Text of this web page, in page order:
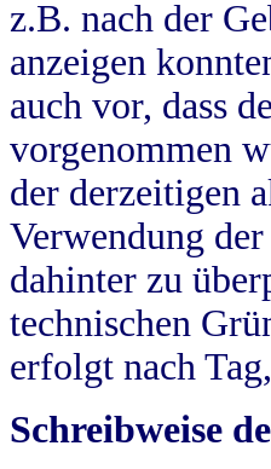
z.B. nach der
anzeigen
auch vor, dass
vorgenommen
der derzeitigen
Verwendung
dahinter zu
technischen
erfolgt nach
Schreibweise